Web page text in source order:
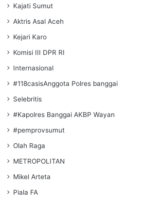
Kajati Sumut
Aktris Asal Aceh
Kejari Karo
Komisi III DPR RI
Internasional
#118casisAnggota Polres banggai
Selebritis
#Kapolres Banggai AKBP Wayan
#pemprovsumut
Olah Raga
METROPOLITAN
Mikel Arteta
Piala FA